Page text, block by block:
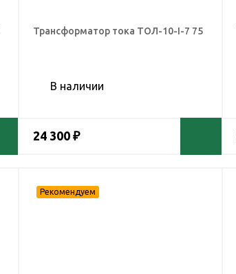
Трансформатор тока ТОЛ-10-I-7 75
В наличии
24 300 ₽